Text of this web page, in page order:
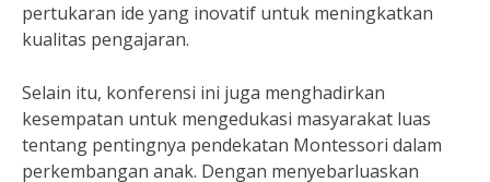
pertukaran ide yang inovatif untuk meningkatkan
kualitas pengajaran.
Selain itu, konferensi ini juga menghadirkan
kesempatan untuk mengedukasi masyarakat luas
tentang pentingnya pendekatan Montessori dalam
perkembangan anak. Dengan menyebarluaskan